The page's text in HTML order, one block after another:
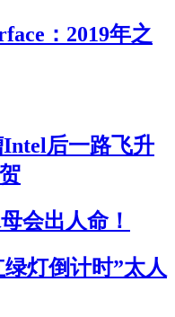
：2019年之
后一路飞升
会出人命！
灯倒计时”太人